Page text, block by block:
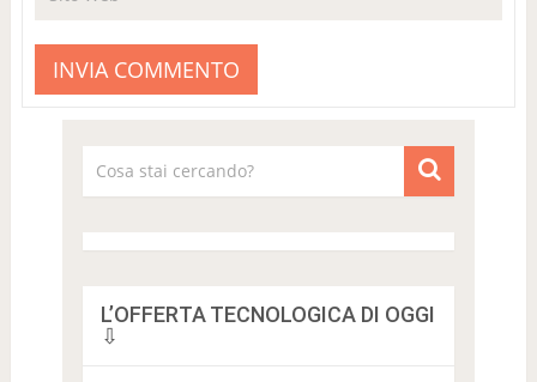
L’OFFERTA TECNOLOGICA DI OGGI
⇩